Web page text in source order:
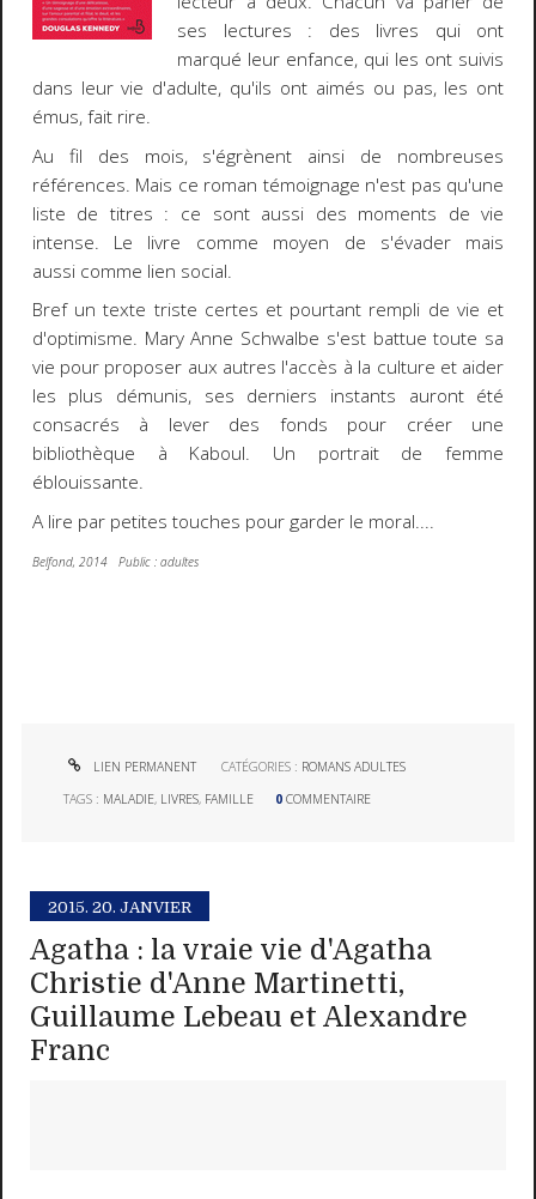
ses lectures : des livres qui ont
marqué leur enfance, qui les ont suivis
dans leur vie d'adulte, qu'ils ont aimés ou pas, les ont
émus, fait rire.
Au fil des mois, s'égrènent ainsi de nombreuses
références. Mais ce roman témoignage n'est pas qu'une
liste de titres : ce sont aussi des moments de vie
intense. Le livre comme moyen de s'évader mais
aussi comme lien social.
Bref un texte triste certes et pourtant rempli de vie et
d'optimisme. Mary Anne Schwalbe s'est battue toute sa
vie pour proposer aux autres l'accès à la culture et aider
les plus démunis, ses derniers instants auront été
consacrés à lever des fonds pour créer une
bibliothèque à Kaboul. Un portrait de femme
éblouissante.
A lire par petites touches pour garder le moral....
Belfond, 2014 Public : adultes
LIEN PERMANENT CATÉGORIES : ROMANS ADULTES
TAGS : MALADIE, LIVRES, FAMILLE 0 COMMENTAIRE
2015. 20. JANVIER
Agatha : la vraie vie d'Agatha
Christie d'Anne Martinetti,
Guillaume Lebeau et Alexandre
Franc